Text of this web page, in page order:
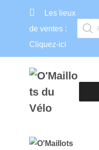
Les lieux
de ventes :
Cliquez-ici